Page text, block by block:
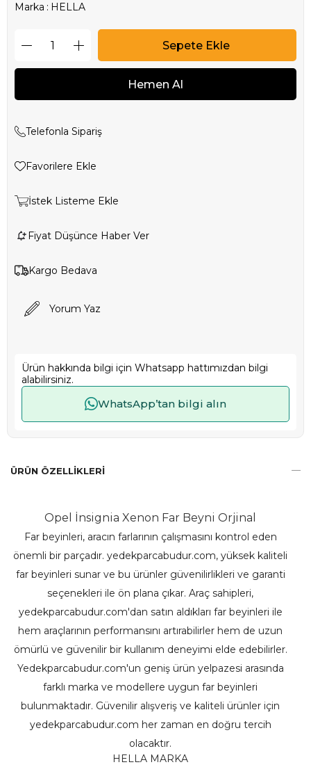
Marka : HELLA
Telefonla Sipariş
Favorilere Ekle
İstek Listeme Ekle
Fiyat Düşünce Haber Ver
Kargo Bedava
Yorum Yaz
Ürün hakkında bilgi için Whatsapp hattımızdan bilgi
alabilirsiniz.
WhatsApp’tan bilgi alın
ÜRÜN ÖZELLIKLERI
Opel İnsignia Xenon Far Beyni Orjinal
Far beyinleri, aracın farlarının çalışmasını kontrol eden
önemli bir parçadır. yedekparcabudur.com, yüksek kaliteli
far beyinleri sunar ve bu ürünler güvenilirlikleri ve garanti
seçenekleri ile ön plana çıkar. Araç sahipleri,
yedekparcabudur.com'dan satın aldıkları far beyinleri ile
hem araçlarının performansını artırabilirler hem de uzun
ömürlü ve güvenilir bir kullanım deneyimi elde edebilirler.
Yedekparcabudur.com'un geniş ürün yelpazesi arasında
farklı marka ve modellere uygun far beyinleri
bulunmaktadır. Güvenilir alışveriş ve kaliteli ürünler için
yedekparcabudur.com her zaman en doğru tercih
olacaktır.
HELLA MARKA